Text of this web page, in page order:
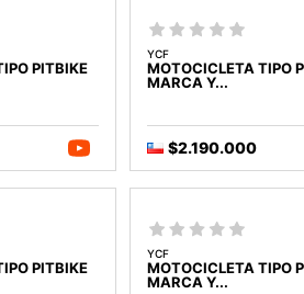
PITBIKE
YCF
MOTOCICLETA TIPO
MARCA Y...
$2.190.000
PITBIKE
YCF
MOTOCICLETA TIPO
MARCA Y...